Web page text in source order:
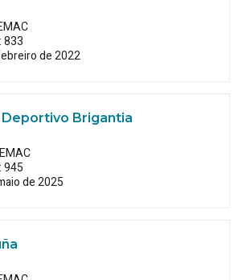
833
de 2022
Deportivo Brigantia
945
de 2025